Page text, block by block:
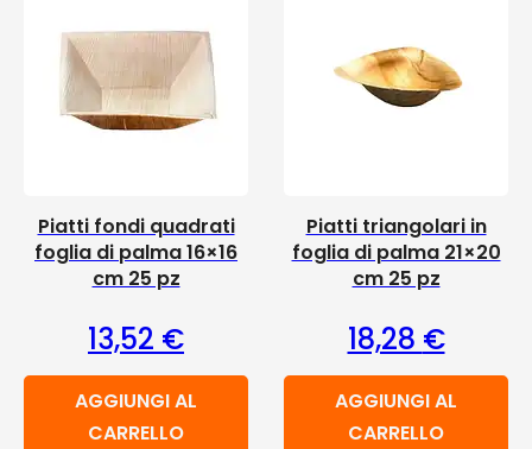
Piatti fondi quadrati
foglia di palma 16×16
cm 25 pz
13,52 €
AGGIUNGI AL
CARRELLO
Piatti triangolari in
foglia di palma 21×20
cm 25 pz
18,28 €
AGGIUNGI AL
CARRELLO